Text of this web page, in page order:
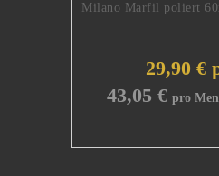
Milano Marfil poliert
29,90 €
43,05 €